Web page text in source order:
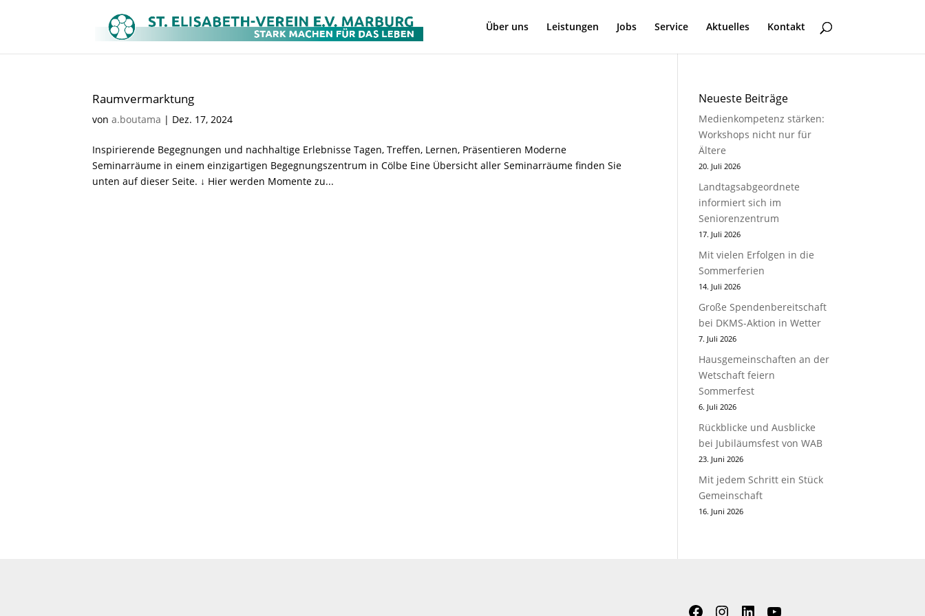
Über uns Leistungen Jobs Service Aktuelles Kontakt
Raumvermarktung
vona.boutama | Dez. 17, 2024
Inspirierende Begegnungen und nachhaltige Erlebnisse Tagen, Treffen, Lernen, Präsentieren Moderne
Seminarräume in einem einzigartigen Begegnungszentrum in Cölbe Eine Übersicht aller Seminarräume finden Sie
unten auf dieser Seite. ↓ Hier werden Momente zu...
Neueste Beiträge
Medienkompetenz stärken:
Workshops nicht nur für
Ältere
20. Juli 2026
Landtagsabgeordnete
informiert sich im
Seniorenzentrum
17. Juli 2026
Mit vielen Erfolgen in die
Sommerferien
14. Juli 2026
Große Spendenbereitschaft
bei DKMS-Aktion in Wetter
7. Juli 2026
Hausgemeinschaften an der
Wetschaft feiern
Sommerfest
6. Juli 2026
Rückblicke und Ausblicke
bei Jubiläumsfest von WAB
23. Juni 2026
Mit jedem Schritt ein Stück
Gemeinschaft
16. Juni 2026
Facebook
Instagram
LinkedInYouTube